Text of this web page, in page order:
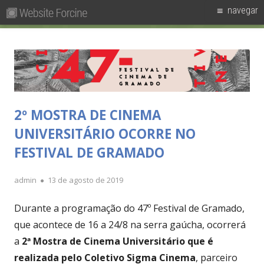
content
Primary
navegar
Pesquisar
por:
2º MOSTRA DE CINEMA
UNIVERSITÁRIO OCORRE NO
FESTIVAL DE GRAMADO
Author
admin
Published
13 de agosto de 2019
Durante a programação do 47º Festival de Gramado,
que acontece de 16 a 24/8 na serra gaúcha, ocorrerá
a 2ª Mostra de Cinema Universitário que é
realizada pelo Coletivo Sigma Cinema, parceiro